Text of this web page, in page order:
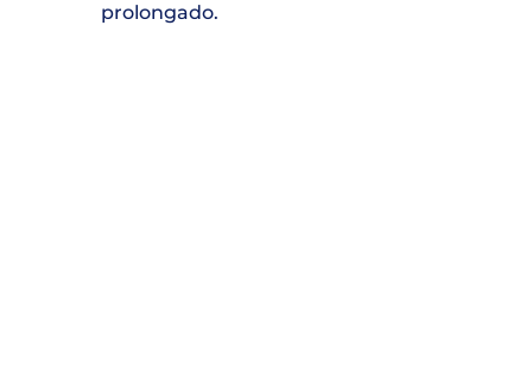
prolongado.